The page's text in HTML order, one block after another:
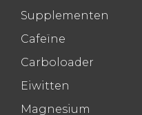
Supplementen
Cafeïne
Carboloader
Eiwitten
Magnesium